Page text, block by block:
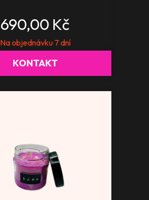
690,00 Kč
Na objednávku 7 dní
KONTAKT